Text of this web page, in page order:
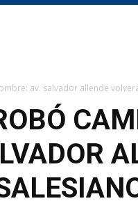
av. salvador allende